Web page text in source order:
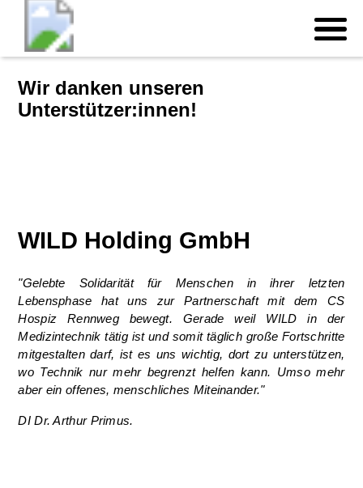
Wir danken unseren
Unterstützer:innen!
WILD Holding GmbH
"Gelebte Solidarität für Menschen in ihrer letzten
Lebensphase hat uns zur Partnerschaft mit dem CS
Hospiz Rennweg bewegt. Gerade weil WILD in der
Medizintechnik tätig ist und somit täglich große Fortschritte
mitgestalten darf, ist es uns wichtig, dort zu unterstützen,
wo Technik nur mehr begrenzt helfen kann. Umso mehr
aber ein offenes, menschliches Miteinander."
DI Dr. Arthur Primus.